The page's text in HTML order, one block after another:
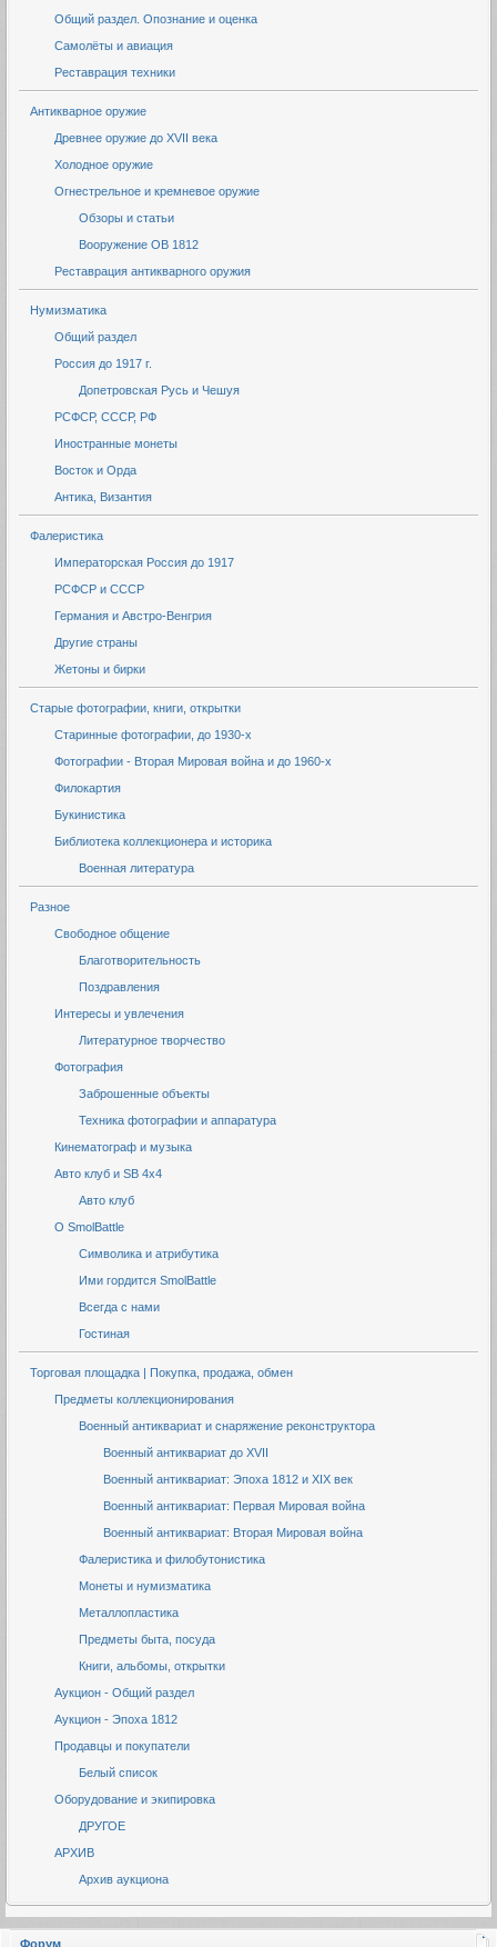
Общий раздел. Опознание и оценка
Самолёты и авиация
Реставрация техники
Антикварное оружие
Древнее оружие до XVII века
Холодное оружие
Огнестрельное и кремневое оружие
Обзоры и статьи
Вооружение ОВ 1812
Реставрация антикварного оружия
Нумизматика
Общий раздел
Россия до 1917 г.
Допетровская Русь и Чешуя
РСФСР, СССР, РФ
Иностранные монеты
Восток и Орда
Антика, Византия
Фалеристика
Императорская Россия до 1917
РСФСР и СССР
Германия и Австро-Венгрия
Другие страны
Жетоны и бирки
Старые фотографии, книги, открытки
Старинные фотографии, до 1930-х
Фотографии - Вторая Мировая война и до 1960-х
Филокартия
Букинистика
Библиотека коллекционера и историка
Военная литература
Разное
Свободное общение
Благотворительность
Поздравления
Интересы и увлечения
Литературное творчество
Фотография
Заброшенные объекты
Техника фотографии и аппаратура
Кинематограф и музыка
Авто клуб и SB 4x4
Авто клуб
О SmolBattle
Символика и атрибутика
Ими гордится SmolBattle
Всегда с нами
Гостиная
Торговая площадка | Покупка, продажа, обмен
Предметы коллекционирования
Военный антиквариат и снаряжение реконструктора
Военный антиквариат до XVII
Военный антиквариат: Эпоха 1812 и XIX век
Военный антиквариат: Первая Мировая война
Военный антиквариат: Вторая Мировая война
Фалеристика и филобутонистика
Монеты и нумизматика
Металлопластика
Предметы быта, посуда
Книги, альбомы, открытки
Аукцион - Общий раздел
Аукцион - Эпоха 1812
Продавцы и покупатели
Белый список
Оборудование и экипировка
ДРУГОЕ
АРХИВ
Архив аукциона
Форум